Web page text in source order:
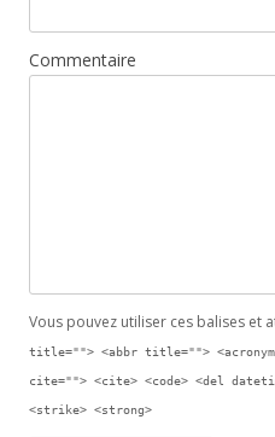
Commentaire
Vous pouvez utiliser ces balises et
title=""> <abbr title="">
cite=""> <cite> <code> <del
<strike> <strong>